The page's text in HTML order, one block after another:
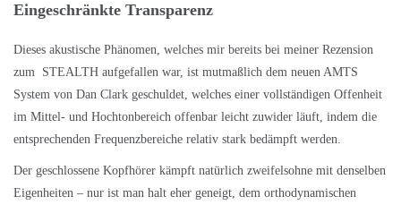
Eingeschränkte Transparenz
Dieses akustische Phänomen, welches mir bereits bei meiner Rezension
zum STEALTH aufgefallen war, ist mutmaßlich dem neuen AMTS
System von Dan Clark geschuldet, welches einer vollständigen Offenheit
im Mittel- und Hochtonbereich offenbar leicht zuwider läuft, indem die
entsprechenden Frequenzbereiche relativ stark bedämpft werden.
Der geschlossene Kopfhörer kämpft natürlich zweifelsohne mit denselben
Eigenheiten – nur ist man halt eher geneigt, dem orthodynamischen